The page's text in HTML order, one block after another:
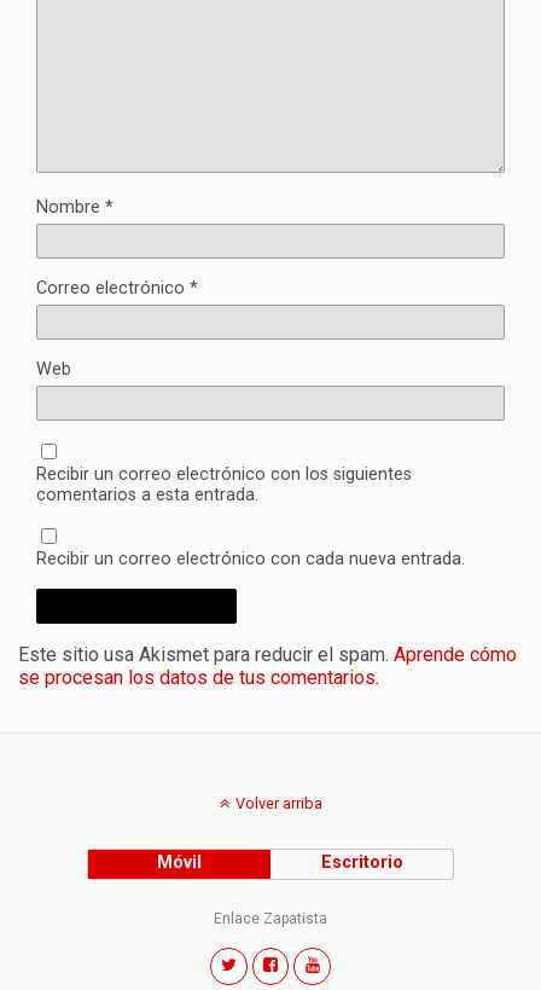
Nombre *
Correo electrónico *
Web
Recibir un correo electrónico con los siguientes
comentarios a esta entrada.
Recibir un correo electrónico con cada nueva entrada.
Este sitio usa Akismet para reducir el spam. Aprende cómo
se procesan los datos de tus comentarios.
Volver arriba
Móvil Escritorio
Enlace Zapatista